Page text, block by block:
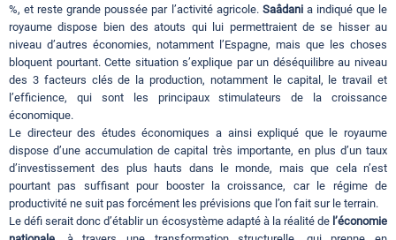
%, et reste grande poussée par l’activité agricole. Saâdania indiqué que le
royaume dispose bien des atouts qui lui permettraient de se hisser au
niveau d’autres économies, notamment l’Espagne, mais que les choses
bloquent pourtant. Cette situation s’explique par un déséquilibre au niveau
des 3 facteurs clés de la production, notamment le capital, le travail et
l’efficience, qui sont les principaux stimulateurs de la croissance
économique.
Le directeur des études économiques a ainsi expliqué que le royaume
dispose d’une accumulation de capital très importante, en plus d’un taux
d’investissement des plus hauts dans le monde, mais que cela n’est
pourtant pas suffisant pour booster la croissance, car le régime de
productivité ne suit pas forcément les prévisions que l’on fait sur le terrain.
Le défi serait donc d’établir un écosystème adapté à la réalité de l’économie